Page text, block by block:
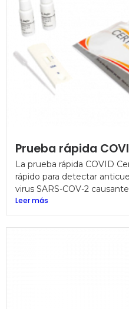
Prueba rápida
La prueba rápida COVID
rápido para detectar
virus SARS-COV-2
Leer más